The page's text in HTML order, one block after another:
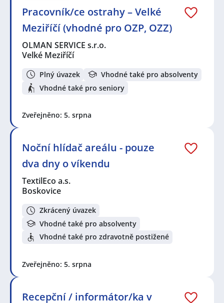
Pracovník/ce ostrahy – Velké
Meziříčí (vhodné pro OZP, OZZ)
OLMAN SERVICE s.r.o.
Velké Meziříčí
Plný úvazek
Vhodné také pro absolventy
Vhodné také pro seniory
Zveřejněno: 5. srpna
Noční hlídač areálu - pouze
dva dny o víkendu
TextilEco a.s.
Boskovice
Zkrácený úvazek
Vhodné také pro absolventy
Vhodné také pro zdravotně postižené
Zveřejněno: 5. srpna
Recepční / informátor/ka v